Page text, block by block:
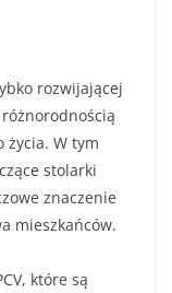
rozwijającej
życia. W tym
stolarki
znaczenie
mieszkańców.
które są